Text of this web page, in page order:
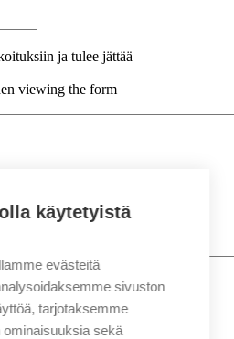
ja tulee jättää
viewing the form
Etunimi
Sukunimi
käytetyistä
evästeitä
sivuston
tarjotaksemme
sekä